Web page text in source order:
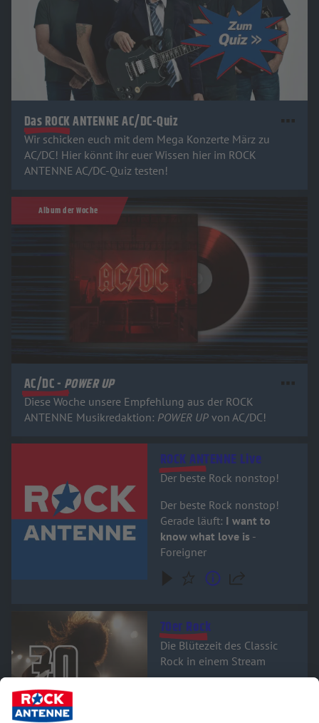
Das ROCK ANTENNE AC/DC-Quiz
Wir schicken euch mit dem Mega Konzerte März zu
AC/DC! Hier könnt ihr euer Wissen hier im ROCK
ANTENNE AC/DC-Quiz testen!
Album der Woche
AC/DC - POWER UP
Diese Woche unsere Empfehlung aus der ROCK
ANTENNE Musikredaktion: POWER UPvon AC/DC!
Audiotitel - ROCK ANTENNE LiveROCK ANTENNE Live
Der beste Rock nonstop!
Der beste Rock nonstop!
Gerade läuft: I want to
know what love is -
Foreigner
Audiotitel - 70er Rock 70er Rock
Die Blütezeit des Classic
Rock in einem Stream